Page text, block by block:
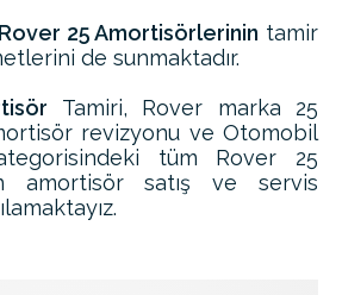
Rover 25 Amortisörlerinin tamir
de sunmaktadır.
Tamiri, Rover marka 25
revizyonu ve Otomobil
tüm Rover 25
amortisör satış ve servis